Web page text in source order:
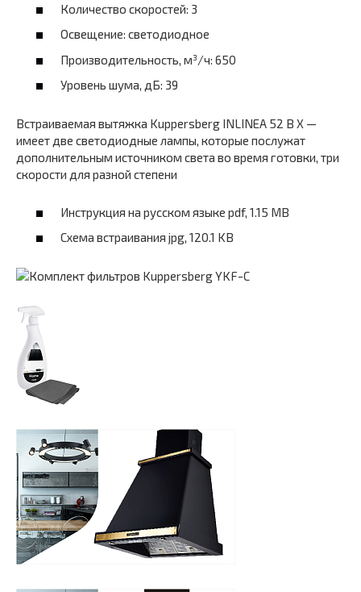
Количество скоростей: 3
Освещение: светодиодное
Производительность, м³/ч: 650
Уровень шума, дБ: 39
Встраиваемая вытяжка Kuppersberg INLINEA 52 B X —
имеет две светодиодные лампы, которые послужат
дополнительным источником света во время готовки, три
скорости для разной степени
Инструкция на русском языке pdf, 1.15 MB
Схема встраивания jpg, 120.1 KB